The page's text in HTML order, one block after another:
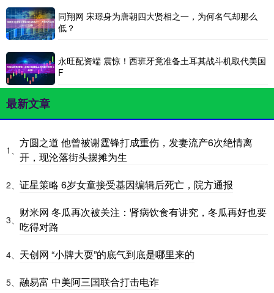
同翔网 宋璟身为唐朝四大贤相之一，为何名气却那么
低？
永旺配资端 震惊！西班牙竟准备土耳其战斗机取代美国
F
最新文章
1、
方圆之道 他曾被谢霆锋打成重伤，发妻流产6次绝情离
开，现沦落街头摆摊为生
2、 证星策略 6岁女童接受基因编辑后死亡，院方通报
3、
财米网 冬瓜再次被关注：肾病饮食有讲究，冬瓜再好也要
吃得对路
4、 天创网 “小牌大耍”的底气到底是哪里来的
5、 融易富 中美阿三国联合打击电诈